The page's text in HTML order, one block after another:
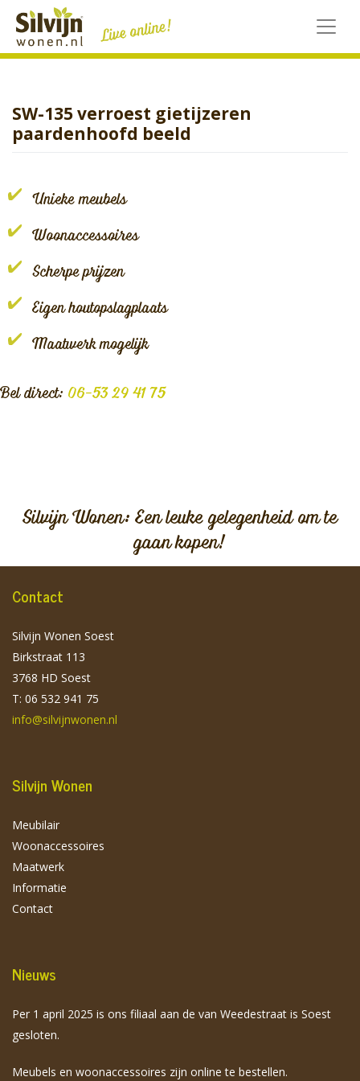
Skip
content
SW-135 verroest gietijzeren
paardenhoofd beeld
Unieke meubels
Woonaccessoires
Scherpe prijzen
Eigen houtopslagplaats
Maatwerk mogelijk
Bel direct: 06-53 29 41 75
Silvijn Wonen: Een leuke gelegenheid om te
gaan kopen!
Contact
Silvijn Wonen Soest
Birkstraat 113
3768 HD Soest
T: 06 532 941 75
info@silvijnwonen.nl
Silvijn Wonen
Meubilair
Woonaccessoires
Maatwerk
Informatie
Contact
Nieuws
Per 1 april 2025 is ons filiaal aan de van Weedestraat is Soest
gesloten.
Meubels en woonaccessoires zijn online te bestellen.